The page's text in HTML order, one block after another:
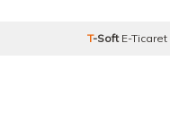
T-Soft E-Ticaret